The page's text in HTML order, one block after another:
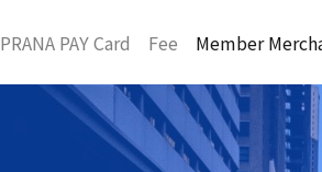
PRANA PAY Card Fee Member